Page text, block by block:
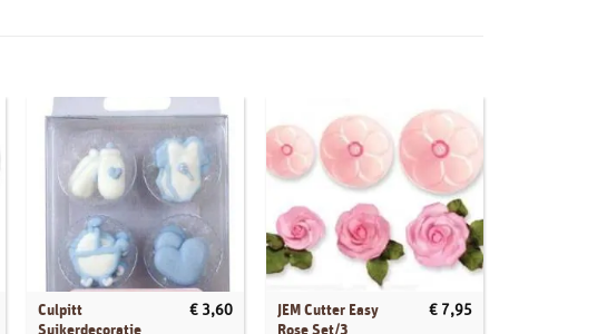
Culpitt
Suikerdecoratie
€ 3,60
JEM Cutter Easy
Rose Set/3
€ 7,95